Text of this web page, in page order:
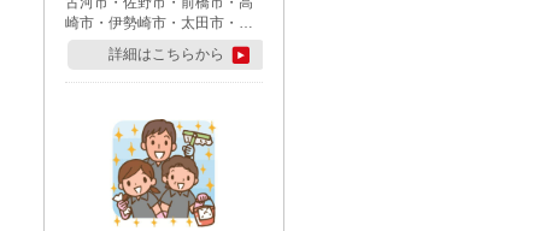
崎市・伊勢崎市・太田市・館
林市・藤岡市・大泉町・さい
たま市北区・川越市・熊谷
市・行田市・秩父市・所沢
市・鶴ケ島市・千葉市中央
区・市川市・松戸市・習志野
市・柏市・流山市・八千代
市・足立区・江戸川区・八王
子市・町田市
詳細はこちらから